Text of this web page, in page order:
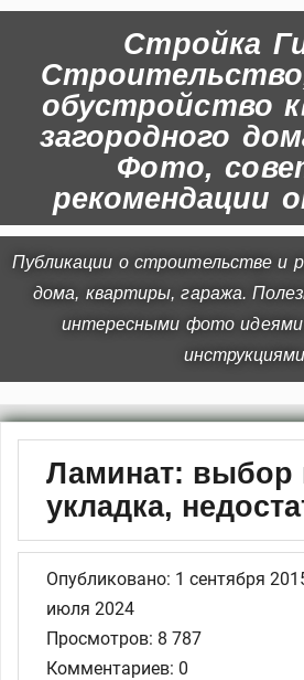
Стройка
обустройство
загородного
Фото,
рекомендации
Публикации о строительстве и
дома, квартиры, гаража.
интересными фото
Ламинат: выбор
укладка,
Опубликовано: 1 сентября
июля 2024
Просмотров: 8 787
Комментариев: 0